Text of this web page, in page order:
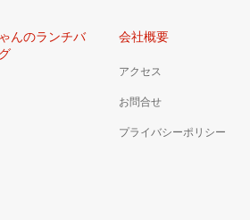
んのランチバ
会社概要
アクセス
お問合せ
プライバシーポリシー